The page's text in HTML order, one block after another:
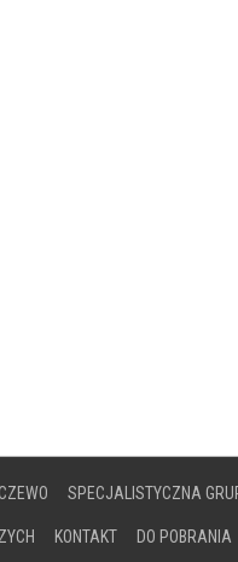
SPECJALISTYCZNA
KONTAKT DO POBRANIA